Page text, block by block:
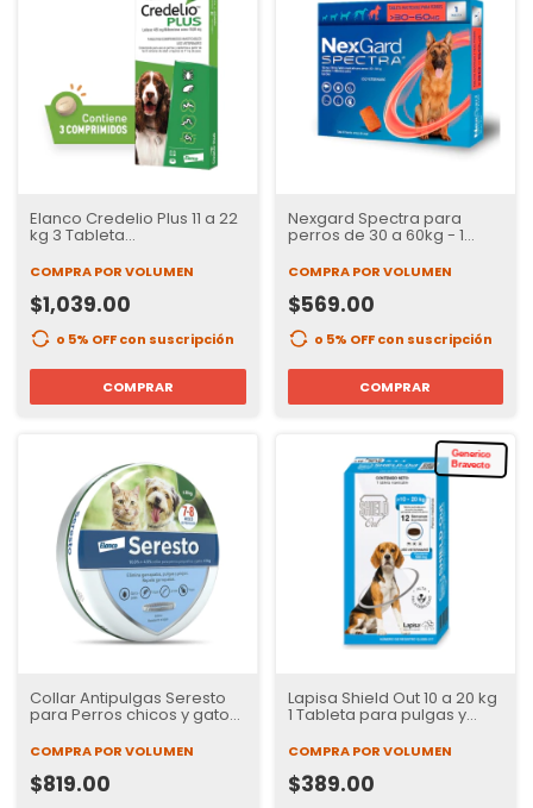
Elanco Credelio Plus 11 a 22
kg 3 Tableta
Desparasitante interno y
externo para Perros
COMPRA POR VOLUMEN
$1,039.00
o 5% OFFcon suscripción
COMPRAR
Nexgard Spectra para
perros de 30 a 60kg - 1
tableta
COMPRA POR VOLUMEN
$569.00
o 5% OFFcon suscripción
COMPRAR
Collar Antipulgas Seresto
para Perros chicos y gatos |
8 Meses de Protección
COMPRA POR VOLUMEN
$819.00
Generico
Bravecto
Lapisa Shield Out 10 a 20 kg
1 Tableta para pulgas y
garrapatas para Perros | 3
Meses de Protección
COMPRA POR VOLUMEN
$389.00